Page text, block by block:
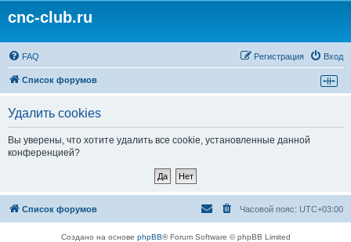
cnc-club.ru
FAQ Вход
Регистрация
Список форумов
Удалить cookies
Вы уверены, что хотите удалить все cookie, установленные данной
конференцией?
Список форумов Часовой пояс: UTC+03:00
Создано на основе phpBB® Forum Software © phpBB Limited